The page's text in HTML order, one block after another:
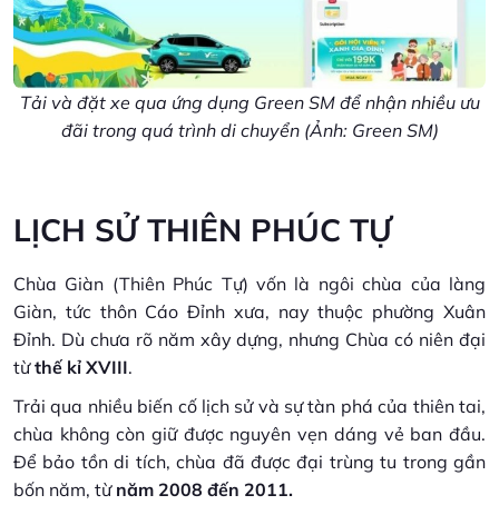
Tải và đặt xe qua ứng dụng Green SM để nhận nhiều ưu
đãi trong quá trình di chuyển (Ảnh: Green SM)
LỊCH SỬ THIÊN PHÚC TỰ
Chùa Giàn (Thiên Phúc Tự) vốn là ngôi chùa của làng
Giàn, tức thôn Cáo Đỉnh xưa, nay thuộc phường Xuân
Đỉnh. Dù chưa rõ năm xây dựng, nhưng Chùa có niên đại
từthế kỉ XVIII.
Trải qua nhiều biến cố lịch sử và sự tàn phá của thiên tai,
chùa không còn giữ được nguyên vẹn dáng vẻ ban đầu.
Để bảo tồn di tích, chùa đã được đại trùng tu trong gần
bốn năm, từnăm 2008 đến 2011.